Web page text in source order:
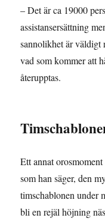
– Det är ca 19000
assistansersättning
sannolikhet är väldigt
vad som kommer att
återupptas.
Ett annat
som han säger, den
timschablonen under
bli en rejäl höjning